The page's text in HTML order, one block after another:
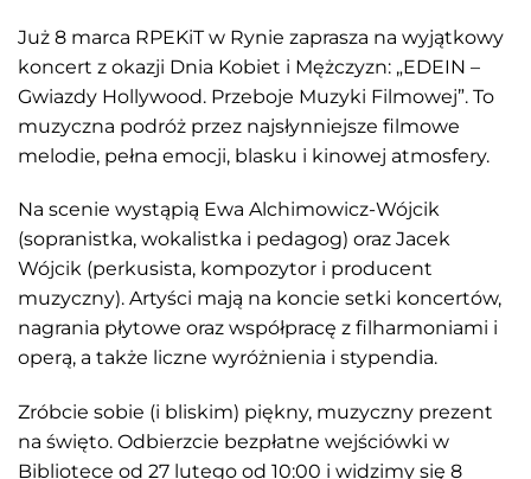
Już 8 marca RPEKiT w Rynie zaprasza na wyjątkowy
koncert z okazji Dnia Kobiet i Mężczyzn: „EDEIN –
Gwiazdy Hollywood. Przeboje Muzyki Filmowej”. To
muzyczna podróż przez najsłynniejsze filmowe
melodie, pełna emocji, blasku i kinowej atmosfery.
Na scenie wystąpią Ewa Alchimowicz-Wójcik
(sopranistka, wokalistka i pedagog) oraz Jacek
Wójcik (perkusista, kompozytor i producent
muzyczny). Artyści mają na koncie setki koncertów,
nagrania płytowe oraz współpracę z filharmoniami i
operą, a także liczne wyróżnienia i stypendia.
Zróbcie sobie (i bliskim) piękny, muzyczny prezent
na święto. Odbierzcie bezpłatne wejściówki w
Bibliotece od 27 lutego od 10:00 i widzimy się 8